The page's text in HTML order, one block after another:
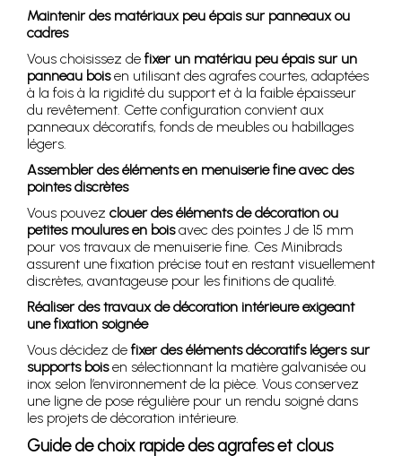
Maintenir des matériaux peu épais sur panneaux ou
cadres
Vous choisissez de fixer un matériau peu épais sur un
panneau boisen utilisant des agrafes courtes, adaptées
à la fois à la rigidité du support et à la faible épaisseur
du revêtement. Cette configuration convient aux
panneaux décoratifs, fonds de meubles ou habillages
légers.
Assembler des éléments en menuiserie fine avec des
pointes discrètes
Vous pouvez clouer des éléments de décoration ou
petites moulures en boisavec des pointes J de 15 mm
pour vos travaux de menuiserie fine. Ces Minibrads
assurent une fixation précise tout en restant visuellement
discrètes, avantageuse pour les finitions de qualité.
Réaliser des travaux de décoration intérieure exigeant
une fixation soignée
Vous décidez de fixer des éléments décoratifs légers sur
supports boisen sélectionnant la matière galvanisée ou
inox selon l’environnement de la pièce. Vous conservez
une ligne de pose régulière pour un rendu soigné dans
les projets de décoration intérieure.
Guide de choix rapide des agrafes et clous